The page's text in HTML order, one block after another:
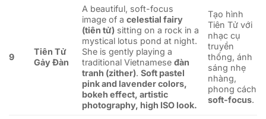
9
Tiên Tử
Gảy Đàn
A beautiful, soft-focus
image of acelestial fairy
(tiên tử) sitting on a rock in a
mystical lotus pond at night.
She is gently playing a
traditional Vietnameseđàn
tranh (zither).Soft pastel
pink and lavender colors,
bokeh effect, artistic
photography, high ISO look.
Tạo hình
Tiên Tử với
nhạc cụ
truyền
thống, ánh
sáng nhẹ
nhàng,
phong cách
soft-focus.